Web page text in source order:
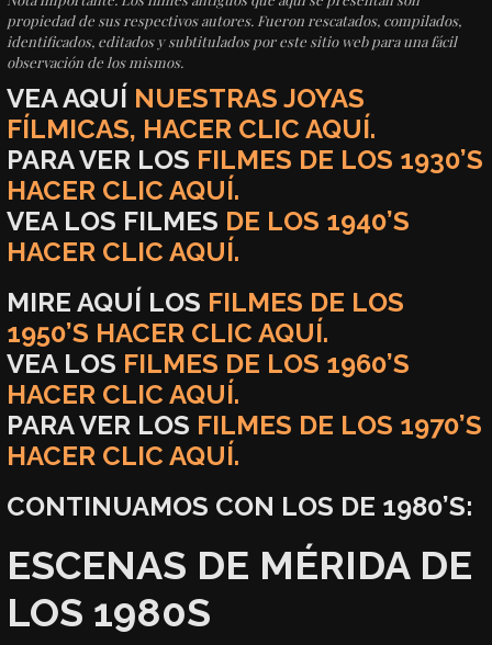
propiedad de sus respectivos autores. Fueron rescatados, compilados,
identificados, editados y subtitulados por este sitio web para una fácil
observación de los mismos.
VEA AQUÍ NUESTRAS JOYAS
FÍLMICAS, HACER CLIC AQUÍ.
PARA VER LOS FILMES DE LOS 1930’S
HACER CLIC AQUÍ.
VEA LOS FILMES DE LOS 1940’S
HACER CLIC AQUÍ.
MIRE AQUÍ LOS FILMES DE LOS
1950’S HACER CLIC AQUÍ.
VEA LOS FILMES DE LOS 1960’S
HACER CLIC AQUÍ.
PARA VER LOS FILMES DE LOS 1970’S
HACER CLIC AQUÍ.
CONTINUAMOS CON LOS DE 1980’S:
ESCENAS DE MÉRIDA DE
LOS 1980S